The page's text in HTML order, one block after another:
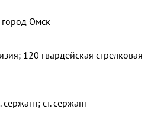
город Омск
120 гвардейская стрелковая
сержант; ст. сержант